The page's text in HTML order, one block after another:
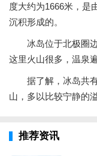
度大约为1666米，是
沉积形成的。
冰岛位于北极圈边
这里火山很多，温泉
据了解，冰岛共有
山，多以比较宁静的
推荐资讯